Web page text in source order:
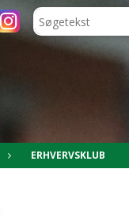
ERHVERVSKLUB